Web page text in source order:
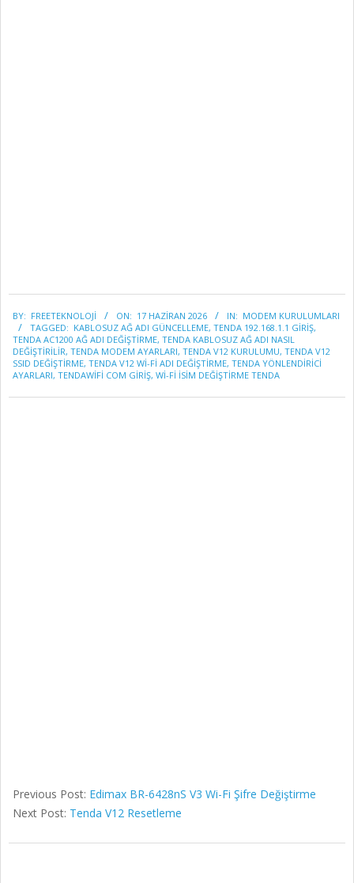
06-
17
BY: FREETEKNOLOJI ON: 17 HAZIRAN 2026 IN: MODEM KURULUMLARI
TAGGED: KABLOSUZ AĞ ADI GÜNCELLEME, TENDA 192.168.1.1 GIRIŞ,
TENDA AC1200 AĞ ADI DEĞIŞTIRME, TENDA KABLOSUZ AĞ ADI NASIL
DEĞIŞTIRILIR, TENDA MODEM AYARLARI, TENDA V12 KURULUMU, TENDA V12
SSID DEĞIŞTIRME, TENDA V12 WI-FI ADI DEĞIŞTIRME, TENDA YÖNLENDIRICI
AYARLARI, TENDAWIFI COM GIRIŞ, WI-FI ISIM DEĞIŞTIRME TENDA
Previous Post: Edimax BR-6428nS V3 Wi-Fi Şifre Değiştirme
Next Post: Tenda V12 Resetleme